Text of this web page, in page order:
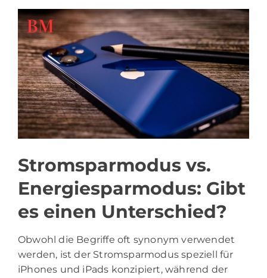
Stromsparmodus vs.
Energiesparmodus: Gibt
es einen Unterschied?
Obwohl die Begriffe oft synonym verwendet
werden, ist der Stromsparmodus speziell für
iPhones und iPads konzipiert, während der